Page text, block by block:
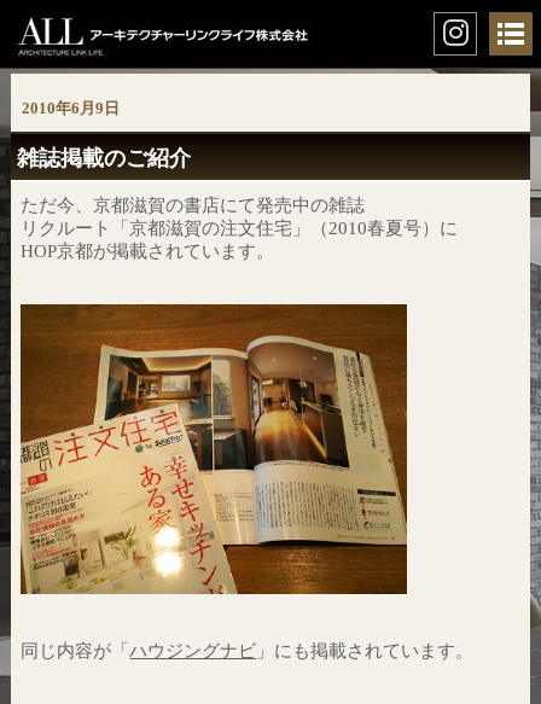
2010年6月9日
雑誌掲載のご紹介
ただ今、京都滋賀の書店にて発売中の雑誌
リクルート「京都滋賀の注文住宅」（2010春夏号）に
HOP京都が掲載されています。
同じ内容が「ハウジングナビ 」にも掲載されています。